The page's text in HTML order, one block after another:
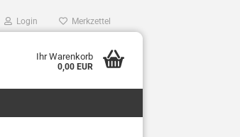
Login Merkzettel
Ihr Warenkorb
0,00 EUR